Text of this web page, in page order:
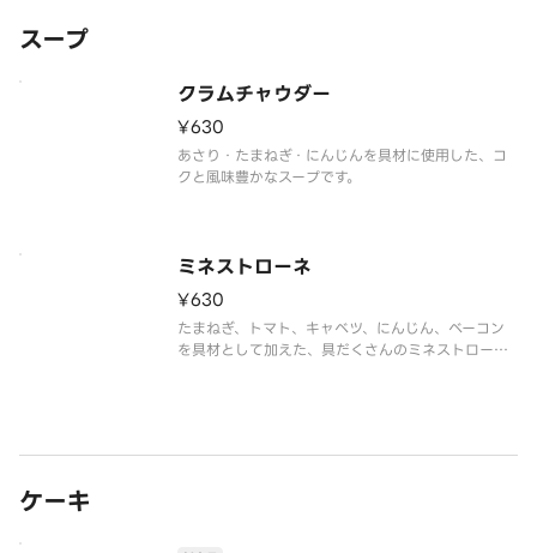
スープ
クラムチャウダー
¥630
あさり・たまねぎ・にんじんを具材に使用した、コ
クと風味豊かなスープです。
ミネストローネ
¥630
たまねぎ、トマト、キャベツ、にんじん、ベーコン
を具材として加えた、具だくさんのミネストローネ
ケーキ